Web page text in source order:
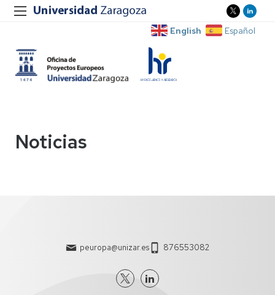
English Español
Noticias
peuropa@unizar.es 876553082